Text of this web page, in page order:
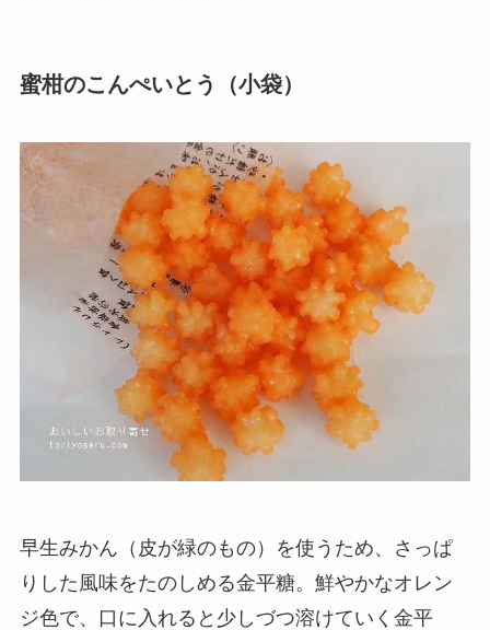
蜜柑のこんぺいとう（小袋）
早生みかん（皮が緑のもの）を使うため、さっぱ
りした風味をたのしめる金平糖。鮮やかなオレン
ジ色で、口に入れると少しづつ溶けていく金平